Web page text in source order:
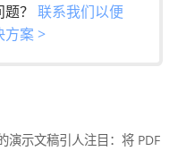
？ 联系我们以便
方案 >
演示文稿引人注目：将 PDF